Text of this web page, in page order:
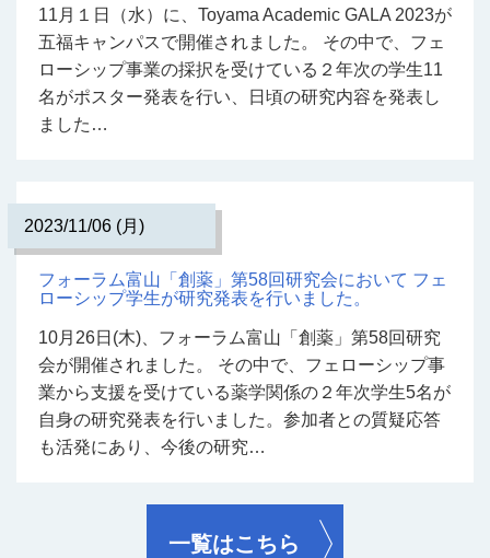
11月１日（水）に、Toyama Academic GALA 2023が
五福キャンパスで開催されました。 その中で、フェ
ローシップ事業の採択を受けている２年次の学生11
名がポスター発表を行い、日頃の研究内容を発表し
ました…
2023/11/06 (月)
フォーラム富山「創薬」第58回研究会において フェ
ローシップ学生が研究発表を行いました。
10月26日(木)、フォーラム富山「創薬」第58回研究
会が開催されました。 その中で、フェローシップ事
業から支援を受けている薬学関係の２年次学生5名が
自身の研究発表を行いました。参加者との質疑応答
も活発にあり、今後の研究…
一覧はこちら